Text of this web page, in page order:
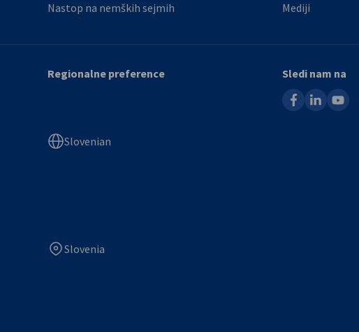
Nastop na nemških sejmih
Mediji
Regionalne preference
Slovenian
Slovenia
Sledi nam na
facebooklinkedinyoutube